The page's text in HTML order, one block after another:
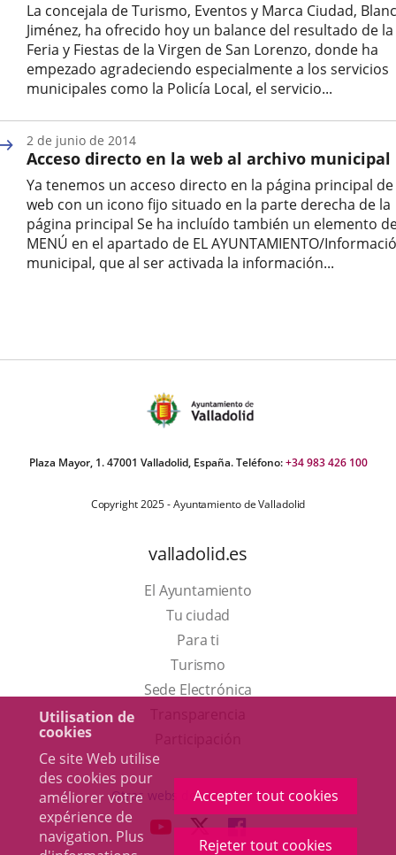
Utilisation de
cookies
Ce site Web utilise
des cookies pour
améliorer votre
expérience de
navigation. Plus
Accepter tout cookies
Rejeter tout cookies
La concejala de Turismo, Eventos y Marca Ciudad,
Jiménez, ha ofrecido hoy un balance del resultado de la
Feria y Fiestas de la Virgen de San Lorenzo, donde ha
empezado agradeciendo especialmente a los servicios
municipales como la Policía Local, el servicio...
la
noticia
Acceso directo en la web al archivo municipal
Ya tenemos un acceso directo en la página principal
web con un icono fijo situado en la parte derecha de la
página principal Se ha incluído también un elemento
MENÚ en el apartado de EL AYUNTAMIENTO/
municipal, que al ser activada la información...
2 de junio de 2014
Plaza Mayor, 1. 47001 Valladolid, España. Teléfono:+34 983 426 100
Copyright 2025 - Ayuntamiento de Valladolid
valladolid.es
El Ayuntamiento
Tu ciudad
Para ti
TurismoEste
enlace
una
ventana
nueva.
Sede Electrónica
externa.
Otras webs del ayuntamiento
ENLACEENLACE
A
ENLACE
A